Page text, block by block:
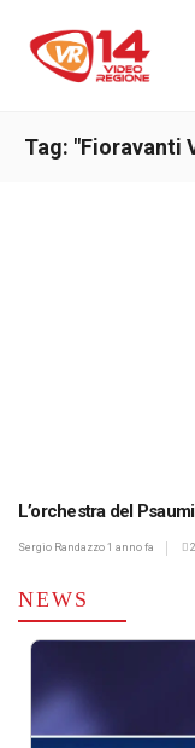
Tag: "Fioravanti
L’orchestra del
Sergio Randazzo 1 anno fa
NEWS